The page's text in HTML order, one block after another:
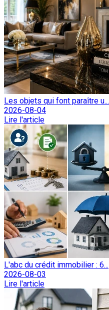
Les objets qui font paraître u...
2026-08-04
Lire l'article
L'abc du crédit immobilier : 6...
2026-08-03
Lire l'article